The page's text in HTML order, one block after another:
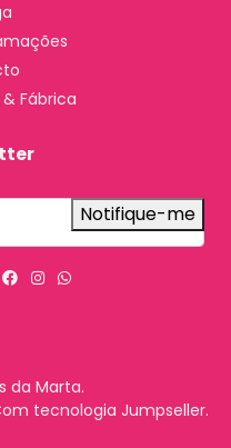
Fábrica
Notifique-me
da Marta.
tecnologia Jumpseller.